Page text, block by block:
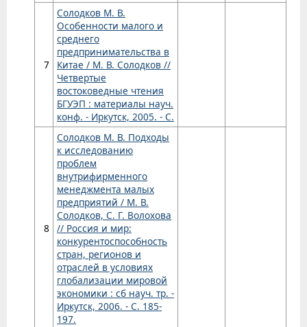
7
Солодков М. В.
Особенности малого и
среднего
предпринимательства в
Китае / М. В. Солодков //
Четвертые
востоковедные чтения
БГУЭП : материалы науч.
конф. - Иркутск, 2005. - С.
8
Солодков М. В. Подходы
к исследованию
проблем
внутрифирменного
менеджмента малых
предприятий / М. В.
Солодков, С. Г. Волохова
// Россия и мир:
конкурентоспособность
стран, регионов и
отраслей в условиях
глобализации мировой
экономики : сб науч. тр. -
Иркутск, 2006. - С. 185-
197.